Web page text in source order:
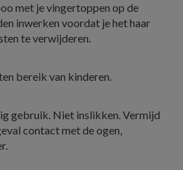
met je vingertoppen op de
inwerken voordat je het haar
te verwijderen.
bereik van kinderen.
gebruik. Niet inslikken. Vermijd
contact met de ogen,